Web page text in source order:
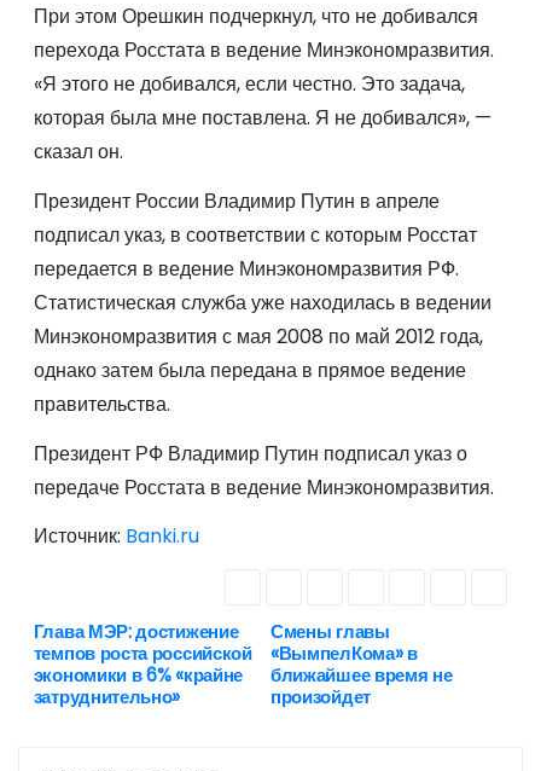
При этом Орешкин подчеркнул, что не добивался
перехода Росстата в ведение Минэкономразвития.
«Я этого не добивался, если честно. Это задача,
которая была мне поставлена. Я не добивался», —
сказал он.
Президент России Владимир Путин в апреле
подписал указ, в соответствии с которым Росстат
передается в ведение Минэкономразвития РФ.
Статистическая служба уже находилась в ведении
Минэкономразвития с мая 2008 по май 2012 года,
однако затем была передана в прямое ведение
правительства.
Президент РФ Владимир Путин подписал указ о
передаче Росстата в ведение Минэкономразвития.
Источник: Banki.ru
Н
а
Смены главы
«ВымпелКома» в
ближайшее время не
произойдет
Глава МЭР: достижение
темпов роста российской
экономики в 6% «крайне
затруднительно»